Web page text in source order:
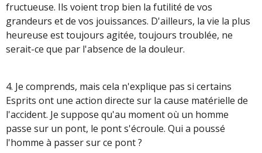
fructueuse. Ils voient trop bien la futilité de vos
grandeurs et de vos jouissances. D'ailleurs, la vie la plus
heureuse est toujours agitée, toujours troublée, ne
serait-ce que par l'absence de la douleur.
4. Je comprends, mais cela n'explique pas si certains
Esprits ont une action directe sur la cause matérielle de
l'accident. Je suppose qu'au moment où un homme
passe sur un pont, le pont s'écroule. Qui a poussé
l'homme à passer sur ce pont ?